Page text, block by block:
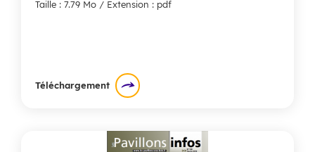
Taille : 7.79 Mo / Extension : pdf
Téléchargement